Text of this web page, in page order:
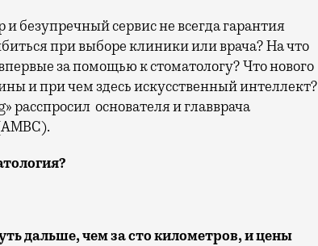
безупречный сервис не всегда гарантия
при выборе клиники или врача? На что
за помощью к стоматологу? Что нового
и при чем здесь искусственный интеллект?
расспросил основателя и главврача
дальше, чем за сто километров, и цены